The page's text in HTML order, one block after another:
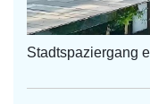
Stadtspaziergang